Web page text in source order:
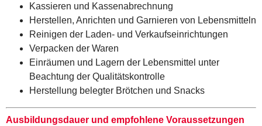
Kassieren und Kassenabrechnung
Herstellen, Anrichten und Garnieren von Lebensmitteln
Reinigen der Laden- und Verkaufseinrichtungen
Verpacken der Waren
Einräumen und Lagern der Lebensmittel unter
Beachtung der Qualitätskontrolle
Herstellung belegter Brötchen und Snacks
Ausbildungsdauer und empfohlene Voraussetzungen